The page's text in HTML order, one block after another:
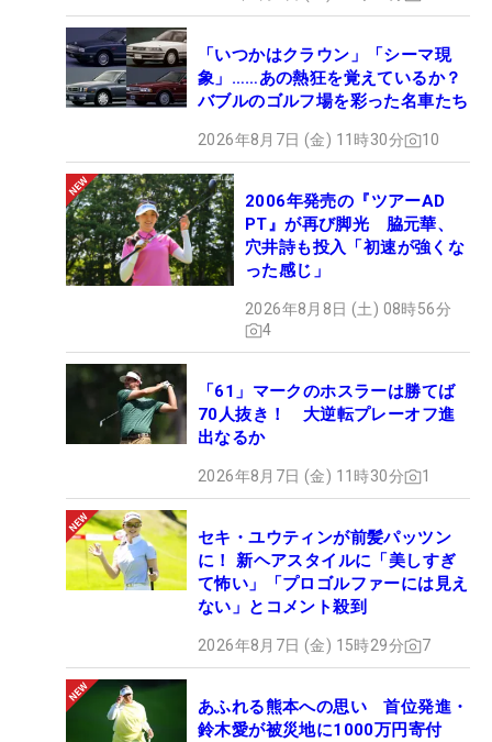
「いつかはクラウン」「シーマ現
象」……あの熱狂を覚えているか？
バブルのゴルフ場を彩った名車たち
2026年8月7日 (金) 11時30分 10
2006年発売の『ツアーAD
PT』が再び脚光 脇元華、
穴井詩も投入「初速が強くな
った感じ」
2026年8月8日 (土) 08時56分
4
「61」マークのホスラーは勝てば
70人抜き！ 大逆転プレーオフ進
出なるか
2026年8月7日 (金) 11時30分 1
セキ・ユウティンが前髪パッツン
に！ 新ヘアスタイルに「美しすぎ
て怖い」「プロゴルファーには見え
ない」とコメント殺到
2026年8月7日 (金) 15時29分 7
あふれる熊本への思い 首位発進・
鈴木愛が被災地に1000万円寄付